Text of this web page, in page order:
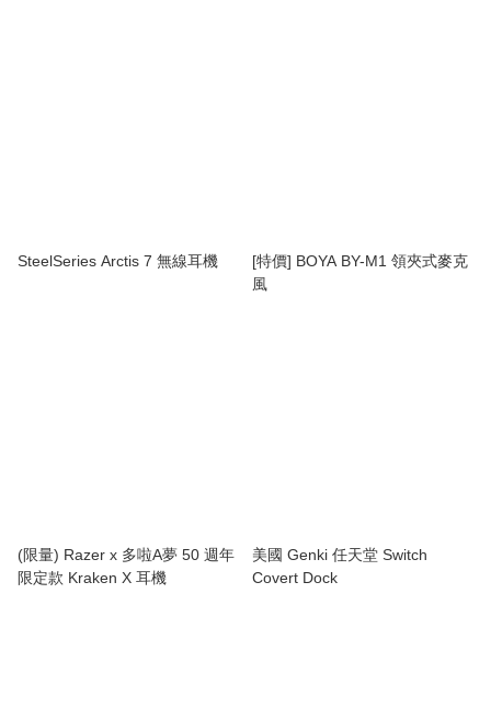
SteelSeries Arctis 7 無線耳機
[特價] BOYA BY-M1 領夾式麥克
風
(限量) Razer x 多啦A夢 50 週年
限定款 Kraken X 耳機
美國 Genki 任天堂 Switch
Covert Dock